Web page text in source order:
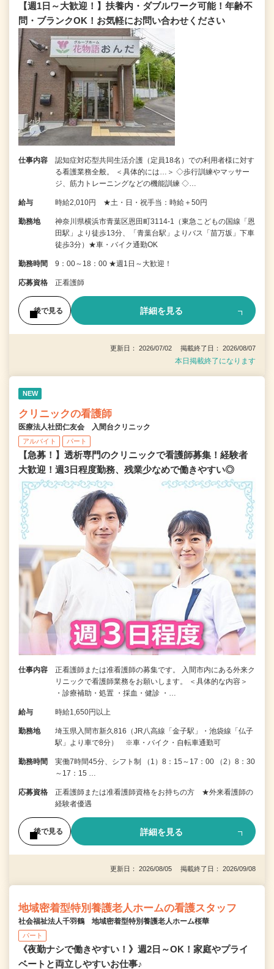
【週1日～大歓迎！】扶養内・ダブルワーク可能！年齢不
問・ブランクOK！お気軽にお問い合わせください
仕事内容
認知症対応型共同生活介護（定員18名）での利用者様に対す
る看護業務全般。 ＜具体的には…＞ ◇歩行訓練やマッサー
ジ、筋力トレーニングなどの機能訓練 ◇…
給与 時給2,010円 ★土・日・祝手当：時給＋50円
勤務地
神奈川県横浜市青葉区恩田町3114-1（東急こどもの国線「恩
田駅」より徒歩13分、「青葉台駅」よりバス「苗万坂」下車
徒歩3分）★車・バイク通勤OK
勤務時間 9：00～18：00 ★週1日～大歓迎！
応募資格 正看護師
後で見る 詳細を見る
更新日： 2026/07/02 掲載終了日： 2026/08/07
本日掲載終了になります
NEW
クリニックの看護師
医療法人社団仁友会 入間台クリニック
アルバイト パート
【急募！】透析専門のクリニックで看護師募集！経験者
大歓迎！週3日程度勤務、残業少なめで働きやすい◎
仕事内容
正看護師または准看護師の募集です。 入間市内にある外来ク
リニックで看護師業務をお願いします。 ＜具体的な内容＞
・診療補助・処置 ・採血・健診 ・…
給与 時給1,650円以上
勤務地
埼玉県入間市新久816（JR八高線「金子駅」・池袋線「仏子
駅」より車で8分） ※車・バイク・自転車通勤可
勤務時間
実働7時間45分、シフト制 （1）8：15～17：00 （2）8：30
～17：15 …
応募資格
正看護師または准看護師資格をお持ちの方 ★外来看護師の
経験者優遇
後で見る 詳細を見る
更新日： 2026/08/05 掲載終了日： 2026/09/08
地域密着型特別養護老人ホームの看護スタッフ
社会福祉法人千羽鶴 地域密着型特別養護老人ホーム桜華
パート
《夜勤ナシで働きやすい！》週2日～OK！家庭やプライ
ベートと両立しやすいお仕事♪